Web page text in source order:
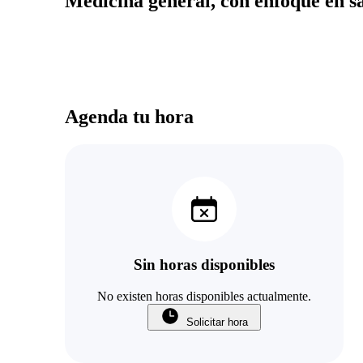
Agenda tu hora
Sin horas disponibles
No existen horas disponibles actualmente.
Solicitar hora